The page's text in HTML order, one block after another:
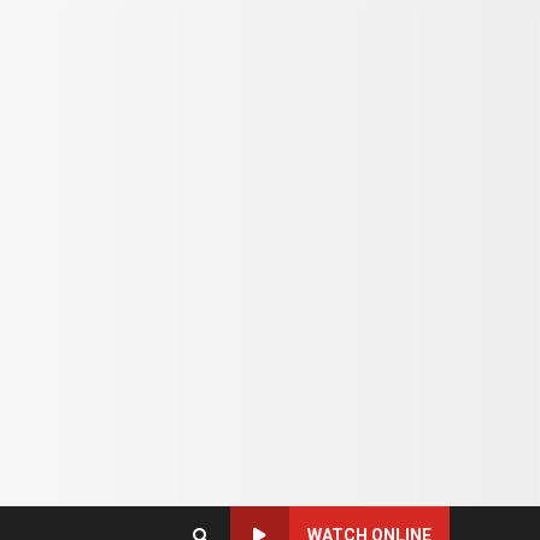
WATCH ONLINE